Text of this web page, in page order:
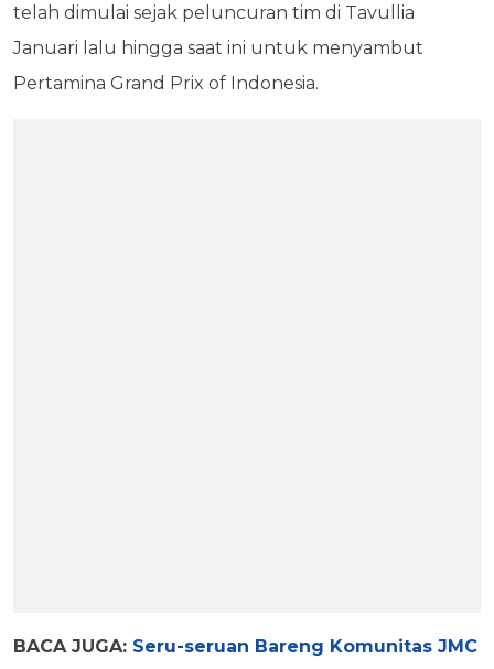
telah dimulai sejak peluncuran tim di Tavullia
Januari lalu hingga saat ini untuk menyambut
Pertamina Grand Prix of Indonesia.
BACA JUGA: Seru-seruan Bareng Komunitas JMC